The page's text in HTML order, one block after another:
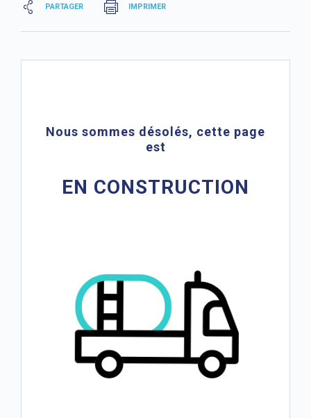
PARTAGER IMPRIMER
Nous sommes désolés, cette page
est
EN CONSTRUCTION